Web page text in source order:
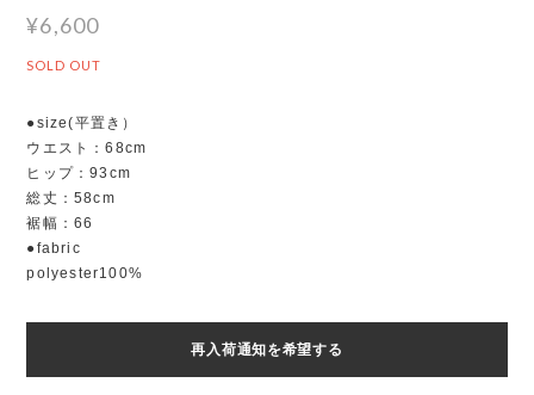
¥6,600
SOLD OUT
●size(平置き）
ウエスト：68cm
ヒップ：93cm
総丈：58cm
裾幅：66
●fabric
polyester100%
再入荷通知を希望する